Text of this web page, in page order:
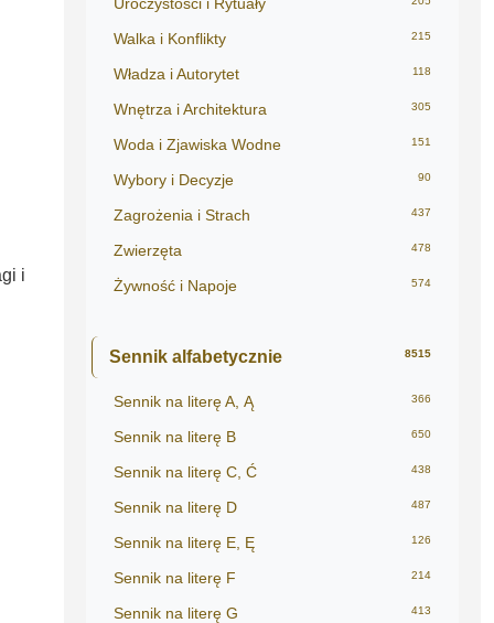
i
Walka i Konflikty 215
Władza i Autorytet 118
Wnętrza i Architektura 305
Woda i Zjawiska Wodne 151
Wybory i Decyzje 90
Zagrożenia i Strach 437
Zwierzęta 478
Żywność i Napoje 574
Sennik alfabetycznie 8515
Sennik na literę A, Ą 366
Sennik na literę B 650
Sennik na literę C, Ć 438
Sennik na literę D 487
Sennik na literę E, Ę 126
Sennik na literę F 214
Sennik na literę G 413